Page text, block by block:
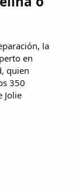
la
en
quien
350
Jolie